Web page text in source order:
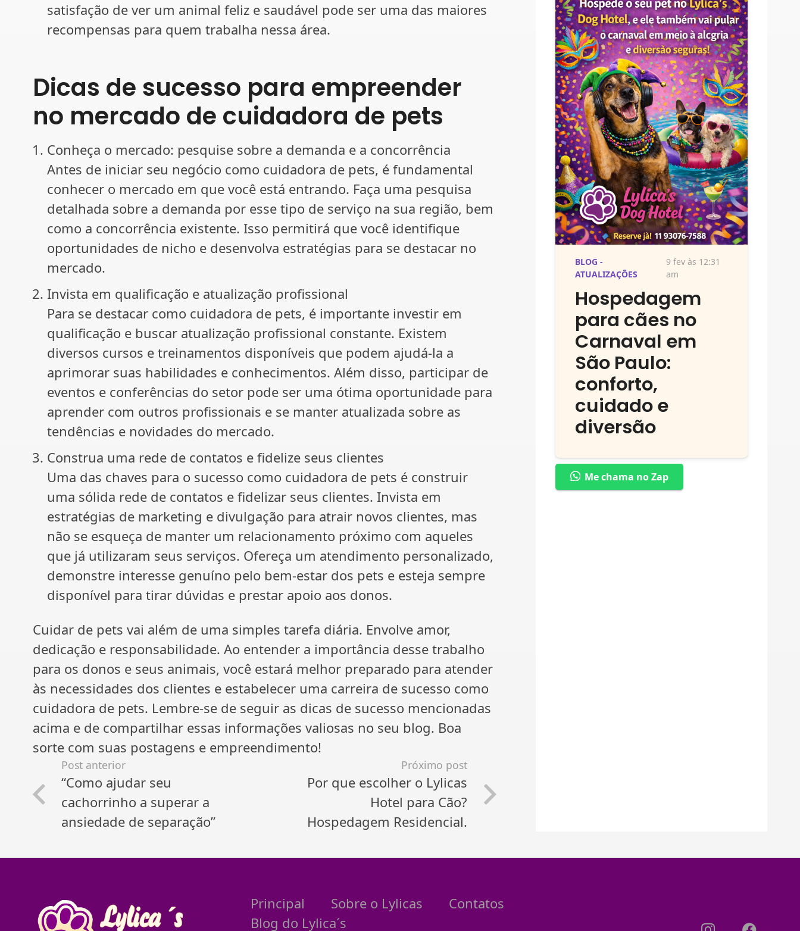
satisfação de ver um animal feliz e saudável pode ser uma das maiores
recompensas para quem trabalha nessa área.
Dicas de sucesso para empreender
no mercado de cuidadora de pets
Conheça o mercado: pesquise sobre a demanda e a concorrência
Antes de iniciar seu negócio como cuidadora de pets, é fundamental
conhecer o mercado em que você está entrando. Faça uma pesquisa
detalhada sobre a demanda por esse tipo de serviço na sua região, bem
como a concorrência existente. Isso permitirá que você identifique
oportunidades de nicho e desenvolva estratégias para se destacar no
mercado.
Invista em qualificação e atualização profissional
Para se destacar como cuidadora de pets, é importante investir em
qualificação e buscar atualização profissional constante. Existem
diversos cursos e treinamentos disponíveis que podem ajudá-la a
aprimorar suas habilidades e conhecimentos. Além disso, participar de
eventos e conferências do setor pode ser uma ótima oportunidade para
aprender com outros profissionais e se manter atualizada sobre as
tendências e novidades do mercado.
Construa uma rede de contatos e fidelize seus clientes
Uma das chaves para o sucesso como cuidadora de pets é construir
uma sólida rede de contatos e fidelizar seus clientes. Invista em
estratégias de marketing e divulgação para atrair novos clientes, mas
não se esqueça de manter um relacionamento próximo com aqueles
que já utilizaram seus serviços. Ofereça um atendimento personalizado,
demonstre interesse genuíno pelo bem-estar dos pets e esteja sempre
disponível para tirar dúvidas e prestar apoio aos donos.
Cuidar de pets vai além de uma simples tarefa diária. Envolve amor,
dedicação e responsabilidade. Ao entender a importância desse trabalho
para os donos e seus animais, você estará melhor preparado para atender
às necessidades dos clientes e estabelecer uma carreira de sucesso como
cuidadora de pets. Lembre-se de seguir as dicas de sucesso mencionadas
acima e de compartilhar essas informações valiosas no seu blog. Boa
sorte com suas postagens e empreendimento!
Post anterior
“Como ajudar seu
cachorrinho a superar a
ansiedade de separação”
Próximo post
Por que escolher o Lylicas
Hotel para Cão?
Hospedagem Residencial.
BLOG -
ATUALIZAÇÕES
9 fev às 12:31
am
Hospedagem
para cães no
Carnaval em
São Paulo:
conforto,
cuidado e
diversão
Me chama no Zap
Principal Sobre o Lylicas
Contatos
Blog do Lylica´s